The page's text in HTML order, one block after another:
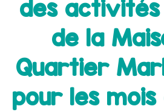
des
de la
Quartier
pour les mois